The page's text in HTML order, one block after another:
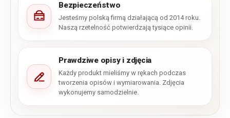
Bezpieczeństwo
Jesteśmy polską firmą działającą od 2014 roku.
Naszą rzetelność potwierdzają tysiące opinii.
Prawdziwe opisy i zdjęcia
Każdy produkt mieliśmy w rękach podczas
tworzenia opisów i wymiarowania. Zdjęcia
wykonujemy samodzielnie.